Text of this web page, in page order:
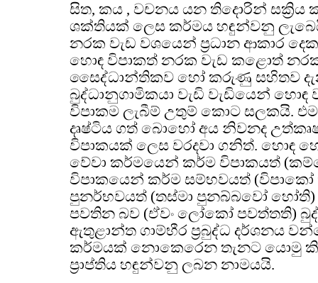
සිත, කය , වචනය යන තිදොරින් සක්‍රිය
ශක්තියක් ලෙස කර්මය හඳුන්වනු
නරක වැඩ වශයෙන් ප්‍රධාන ආකාර
හොඳ විපාකත් නරක වැඩ කළොත්
සෛද්ධාන්තිකව හෝ කරුණු සහිතව
බුද්ධානුගාමිකයා වැඩි වැඩියෙන්
විපාකම ලැබීම් උතුම් කොට සලකයි.
දෘෂ්ටිය ගත් බොහෝ අය නිවනද
විපාකයක් ලෙස වරදවා ගනිත්. හොඳ
වේවා කර්මයෙන් කර්ම විපාකයත්
විපාකයෙන් කර්ම සම්භවයත්
පුනර්භවයත් (තස්මා පුනබ්බවෝ
පවතින බව (ඒවං ලෝකෝ පවත්තති)
ඇතුළාන්ත ගාම්භීර ප්‍රබුද්ධ දර්ශනය
කර්මයක් නොකෙරෙන තැනට යොමු
ප්‍රාප්තිය හඳුන්වනු ලබන නාමයයි.